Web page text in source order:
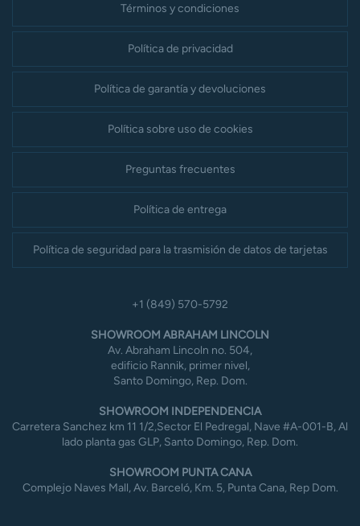
Términos y condiciones
Política de privacidad
Política de garantía y devoluciones
Política sobre uso de cookies
Preguntas frecuentes
Política de entrega
Política de seguridad para la trasmisión de datos de tarjetas
+1 (849) 570-5792
SHOWROOM ABRAHAM LINCOLN
Av. Abraham Lincoln no. 504,
edificio Rannik, primer nivel,
Santo Domingo, Rep. Dom.
SHOWROOM INDEPENDENCIA
Carretera Sanchez km 11 1/2,Sector El Pedregal, Nave #A-001-B, Al
lado planta gas GLP, Santo Domingo, Rep. Dom.
SHOWROOM PUNTA CANA
Complejo Naves Mall, Av. Barceló, Km. 5, Punta Cana, Rep Dom.